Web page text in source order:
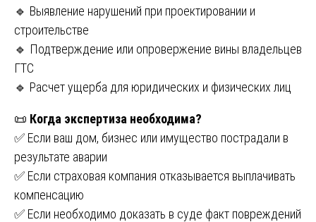
🔹 Выявление нарушений при проектировании и
строительстве
🔹 Подтверждение или опровержение вины владельцев
ГТС
🔹 Расчет ущерба для юридических и физических лиц
📜 Когда экспертиза необходима?
✅ Если ваш дом, бизнес или имущество пострадали в
результате аварии
✅ Если страховая компания отказывается выплачивать
компенсацию
✅ Если необходимо доказать в суде факт повреждений